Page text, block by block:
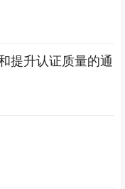
提升认证质量的通